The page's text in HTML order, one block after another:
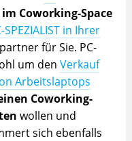
Coworking-Space
SPEZIALIST in Ihrer
für Sie. PC-
um den Verkauf
Arbeitslaptops
Coworking-
wollen und
sich ebenfalls